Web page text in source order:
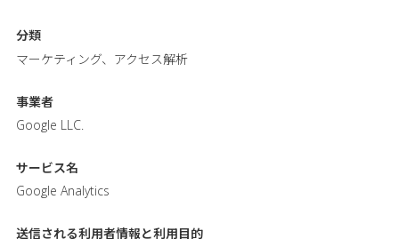
分類
マーケティング、アクセス解析
事業者
Google LLC.
サービス名
Google Analytics
送信される利用者情報と利用目的